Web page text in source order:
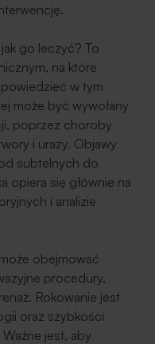
go leczyć? To
na które
w tym
może być wywołany
poprzez choroby
i urazy. Objawy
subtelnych do
opiera się głównie na
i analizie
obejmować
procedury,
Rokowanie jest
oraz szybkości
jest, aby